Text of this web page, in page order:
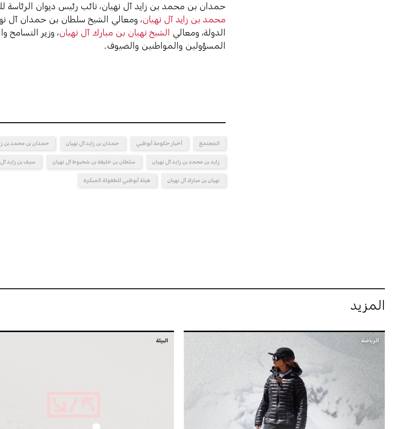
حمدان بن محمد بن زايد آل نهيان، نائب رئيس ديوان الرئاسة
محمد بن زايد آل نهيان، ومعالي الشيخ سلطان بن حمدان آل
الدولة، ومعالي الشيخ نهيان بن مبارك آل نهيان، وزير التسامح
المسؤولين والمواطنين والضيوف.
المجتمع أخبار حكومة أبوظبي حمدان بن زايد آل نهيان حمدان بن محمد بن
زايد بن محمد بن زايد آل نهيان سلطان بن خليفة بن شخبوط آل نهيان سيف بن زايد آل
نهيان بن مبارك آل نهيان هيئة أبوظبي للطفولة المبكرة
المزيد
الرياضة البيئة